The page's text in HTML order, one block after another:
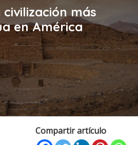
más
en América
Compartir artículo